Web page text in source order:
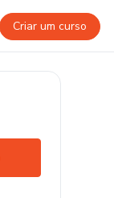
Criar um curso